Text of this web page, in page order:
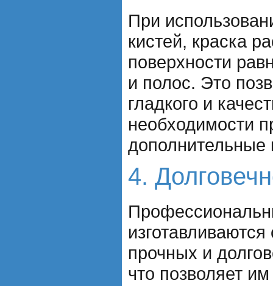
При
кистей, краска
поверхности
и полос. Это
гладкого и
необходимости
дополнительные
4.
прочных и
что позволяет